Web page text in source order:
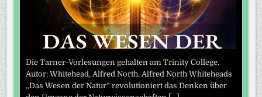
Die Tarner-Vorlesungen gehalten am Trinity College.
Autor: Whitehead, Alfred North. Alfred North Whiteheads
„Das Wesen der Natur“ revolutioniert das Denken über